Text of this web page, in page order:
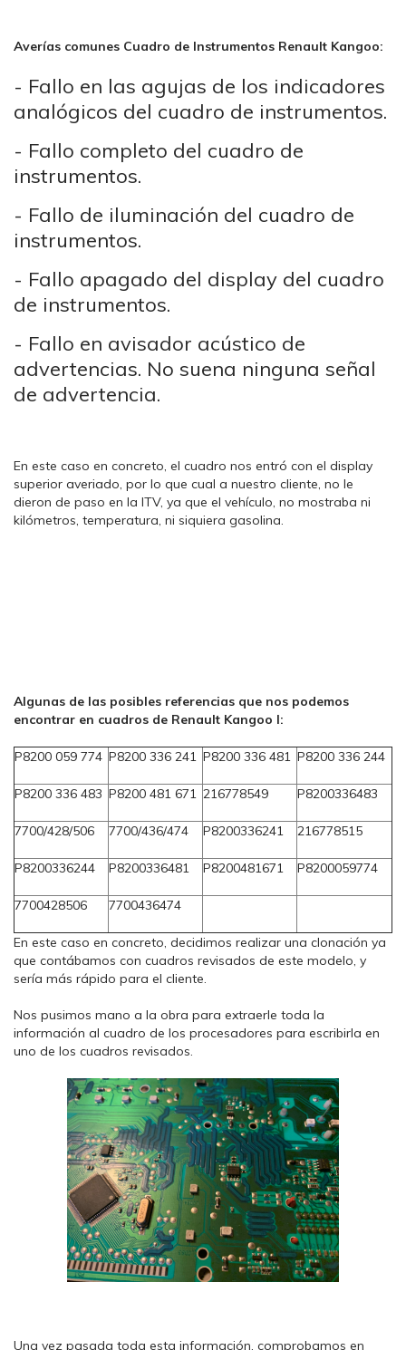
Averías comunes Cuadro de Instrumentos Renault Kangoo:
- Fallo en las agujas de los indicadores
analógicos del cuadro de instrumentos.
- Fallo completo del cuadro de
instrumentos.
- Fallo de iluminación del cuadro de
instrumentos.
- Fallo apagado del display del cuadro
de instrumentos.
- Fallo en avisador acústico de
advertencias. No suena ninguna señal
de advertencia.
En este caso en concreto, el cuadro nos entró con el display
superior averiado, por lo que cual a nuestro cliente, no le
dieron de paso en la ITV, ya que el vehículo, no mostraba ni
kilómetros, temperatura, ni siquiera gasolina.
Algunas de las posibles referencias que nos podemos
encontrar en cuadros de Renault Kangoo I:
P8200 059 774 P8200 336 241 P8200 336 481 P8200 336 244
P8200 336 483 P8200 481 671 216778549 P8200336483
7700/428/506 7700/436/474 P8200336241 216778515
P8200336244 P8200336481 P8200481671 P8200059774
7700428506 7700436474
En este caso en concreto, decidimos realizar una clonación ya
que contábamos con cuadros revisados de este modelo, y
sería más rápido para el cliente.
Nos pusimos mano a la obra para extraerle toda la
información al cuadro de los procesadores para escribirla en
uno de los cuadros revisados.
Una vez pasada toda esta información, comprobamos en